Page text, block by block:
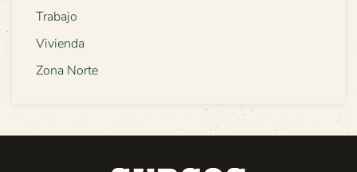
Trabajo
Vivienda
Zona Norte